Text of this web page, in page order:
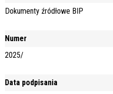
Dokumenty źródłowe BIP
Numer
2025/
Data podpisania